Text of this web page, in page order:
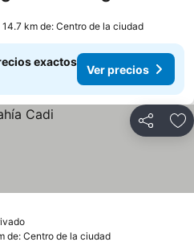
14.7 km de: Centro de la ciudad
exactos
Ver precios
Compartir
Ver precios
de: Centro de la ciudad